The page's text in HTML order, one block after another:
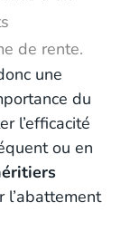
de rente.
une
du
l’efficacité
ou en
l’abattement